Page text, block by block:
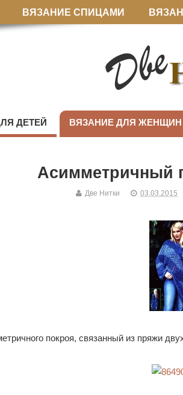
ВЯЗАНИЕ СПИЦАМИ
ДЕТЕЙ ВЯЗАНИЕ ДЛЯ ЖЕНЩИН
Асимметричный
Две Нитки 03.03.2015
покроя, связанный из пряжи